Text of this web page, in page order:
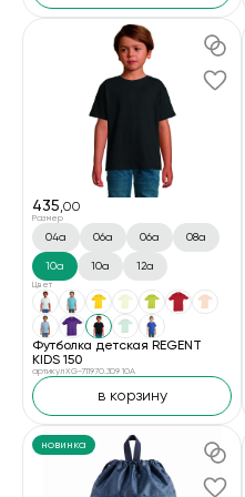
435,00
Размер
04a 06a 06а 08a
10a 10а 12a
Цвет
Футболка детская REGENT
KIDS 150
артикул XG-711970.309 10A
в корзину
новинка